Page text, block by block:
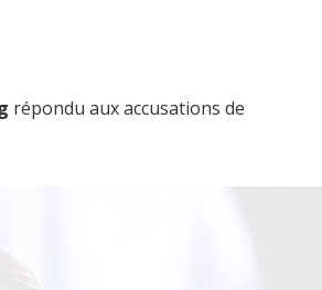
répondu aux accusations de